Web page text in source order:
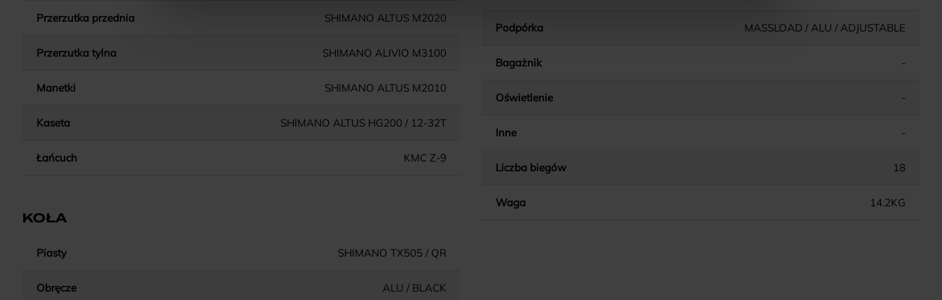
Przerzutka przednia SHIMANO ALTUS M2020
Przerzutka tylna SHIMANO ALIVIO M3100
Manetki SHIMANO ALTUS M2010
Kaseta SHIMANO ALTUS HG200 / 12-32T
Łańcuch KMC Z-9
KOŁA
Piasty SHIMANO TX505 / QR
Obręcze ALU / BLACK
Podpórka MASSLOAD / ALU / ADJUSTABLE
Bagażnik -
Oświetlenie -
Inne -
Liczba biegów 18
Waga 14.2KG